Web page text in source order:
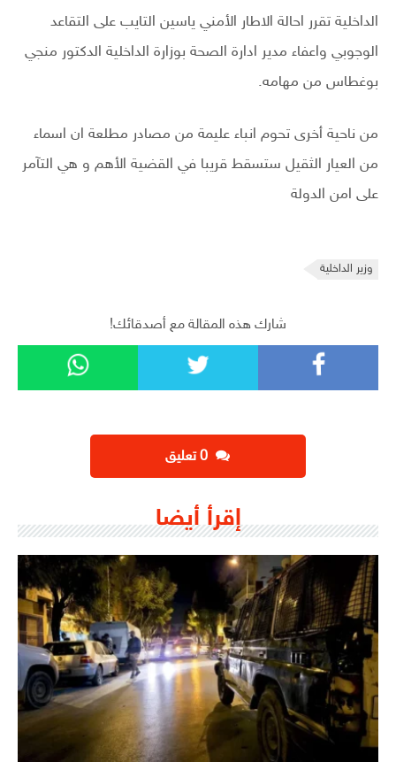
الداخلية تقرر احالة الاطار الأمني ياسين التايب على التقاعد
الوجوبي واعفاء مدير ادارة الصحة بوزارة الداخلية الدكتور منجي
بوغطاس من مهامه.
من ناحية أخرى تحوم انباء عليمة من مصادر مطلعة ان اسماء
من العيار الثقيل ستسقط قريبا في القضية الأهم و هي التآمر
على امن الدولة
وزير الداخلية
شارك هذه المقالة مع أصدقائك!
إقرأ أيضا